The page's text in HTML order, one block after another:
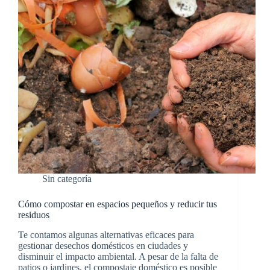
Sin categoría
Cómo compostar en espacios pequeños y reducir tus
residuos
Te contamos algunas alternativas eficaces para
gestionar desechos domésticos en ciudades y
disminuir el impacto ambiental. A pesar de la falta de
patios o jardines, el compostaje doméstico es posible